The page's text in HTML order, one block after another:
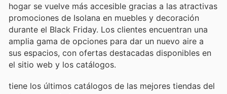
hogar se vuelve más accesible gracias a las atractivas
promociones de Isolana en muebles y decoración
durante el Black Friday. Los clientes encuentran una
amplia gama de opciones para dar un nuevo aire a
sus espacios, con ofertas destacadas disponibles en
el sitio web y los catálogos.
tiene los últimos catálogos de las mejores tiendas del